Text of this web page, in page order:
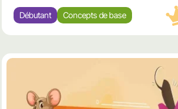
Débutant Concepts de base
محتوى